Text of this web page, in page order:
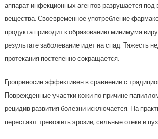
аппарат инфекционных агентов разрушается под
вещества. Своевременное употребление
продукта приводит к образованию минимума
результате заболевание идет на спад. Тяжесть
протекания постепенно сокращается.
Гроприносин эффективен в сравнении с
Поврежденные участки кожи по причине
рецидив развития болезни исключается. На
перестают тревожить эрозии, сильные отеки и